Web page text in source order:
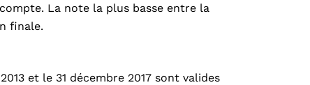
La note la plus basse entre la
finale.
et le 31 décembre 2017 sont valides